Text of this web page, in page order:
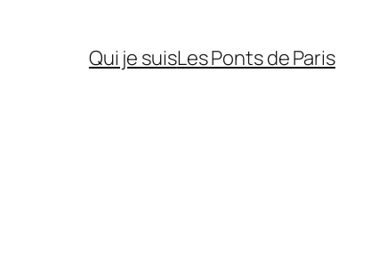
Qui je suisLes Ponts de Paris